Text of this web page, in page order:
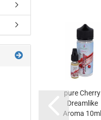
pure Cherry
Dreamlike
Aroma 10ml